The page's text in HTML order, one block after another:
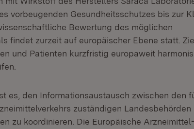
vorbeugenden Gesundheitsschutzes bis zur
Bewertung des möglichen
findet zurzeit auf europäischer Ebene statt.
und Patienten kurzfristig europaweit
es, den Informationsaustausch zwischen den
zuständigen Landesbehörden
zu koordinieren. Die Europäische